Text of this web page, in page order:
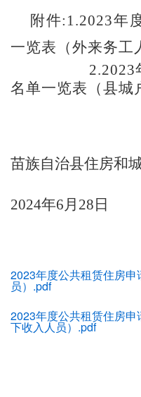
附件:1.2023年
一览表（外来务工
2.2023
名单一览表（县城
苗族自治县住房和
2024年6月28日
2023年度公共租赁住房
员）.pdf
2023年度公共租赁住房
下收入人员）.pdf